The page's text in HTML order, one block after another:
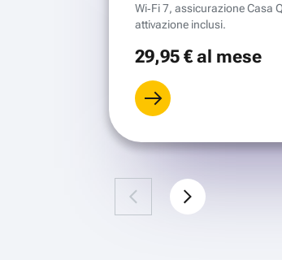
Wi‑Fi 7, assicurazione Casa
attivazione inclusi.
29,95 €al mese